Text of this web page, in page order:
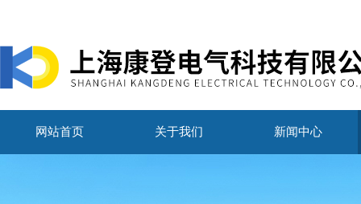
网站首页 关于我们 新闻中心